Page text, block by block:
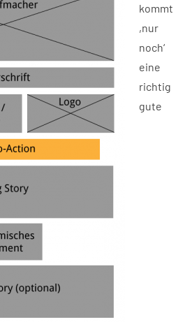
kommt
,nur
noch‘
eine
richtig
gute